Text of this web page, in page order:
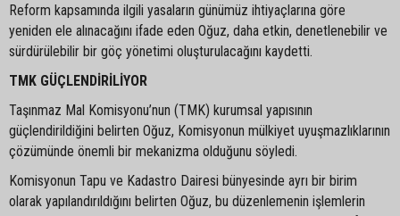
Reform kapsamında ilgili yasaların günümüz ihtiyaçlarına göre
yeniden ele alınacağını ifade eden Oğuz, daha etkin, denetlenebilir ve
sürdürülebilir bir göç yönetimi oluşturulacağını kaydetti.
TMK GÜÇLENDİRİLİYOR
Taşınmaz Mal Komisyonu’nun (TMK) kurumsal yapısının
güçlendirildiğini belirten Oğuz, Komisyonun mülkiyet uyuşmazlıklarının
çözümünde önemli bir mekanizma olduğunu söyledi.
Komisyonun Tapu ve Kadastro Dairesi bünyesinde ayrı bir birim
olarak yapılandırıldığını belirten Oğuz, bu düzenlemenin işlemlerin